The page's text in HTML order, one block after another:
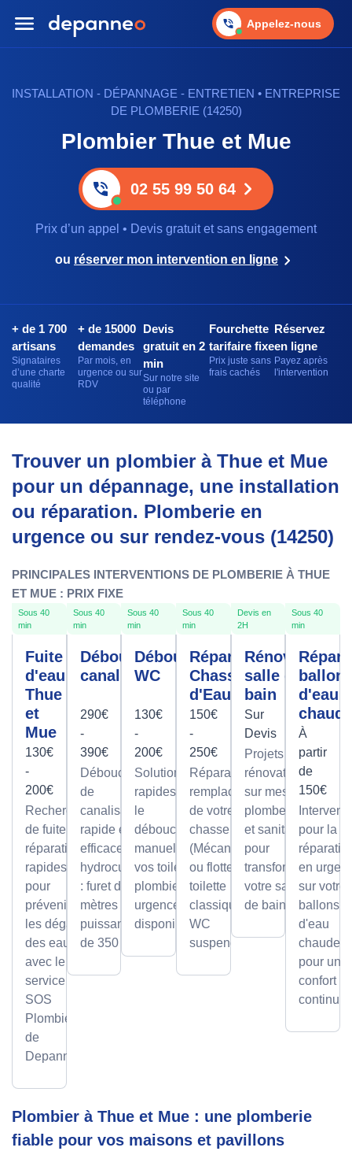
Appelez-nous
INSTALLATION - DÉPANNAGE - ENTRETIEN • ENTREPRISE
DE PLOMBERIE (14250)
Plombier Thue et Mue
02 55 99 50 64
Prix d’un appel • Devis gratuit et sans engagement
ou réserver mon intervention en ligne
+ de 1 700
artisans
Signataires
d’une charte
qualité
+ de 15000
demandes
Par mois, en
urgence ou sur
RDV
Devis
gratuit en 2
min
Sur notre site
ou par
téléphone
Fourchette
tarifaire fixe
Prix juste sans
frais cachés
Réservez
en ligne
Payez après
l'intervention
Trouver un plombier à Thue et Mue
pour un dépannage, une installation
ou réparation. Plomberie en
urgence ou sur rendez-vous (14250)
PRINCIPALES INTERVENTIONS DE PLOMBERIE À THUE
ET MUE : PRIX FIXE
Sous 40
min
Fuite
d'eau
Thue
et
Mue
130€
-
200€
Recherche
de fuite et
réparation
rapides
pour
prévenir
les dégâts
des eaux
avec le
service
SOS
Plombier
de
Depanneo
Sous 40
min
Débouchage
canalisation
290€
-
390€
Débouchage
de
canalisation
rapide et
efficace par
hydrocurage
: furet de 100
mètres et
puissance
de 350 bars.
Sous 40
min
Débouchage
WC
130€
-
200€
Solutions
rapides pour
le
débouchage
manuel de
vos toilettes,
plombier en
urgence
disponible.
Sous 40
min
Réparation
Chasse
d'Eau
150€
-
250€
Réparation et
remplacement
de votre
chasse d'eau
(Mécanisme
ou flotteur) sur
toilette
classique ou
WC
suspendu.
Devis en
2H
Rénovation
salle de
bain
Sur
Devis
Projets de
rénovation
sur mesure
plomberie
et sanitaire
pour
transformer
votre salle
de bain.
Sous 40
min
ballon
d'eau
À
partir
de
150€
pour la
en
sur votre
ballons
d'eau
chaude,
pour un
confort
continu.
Plombier à Thue et Mue : une plomberie
fiable pour vos maisons et pavillons